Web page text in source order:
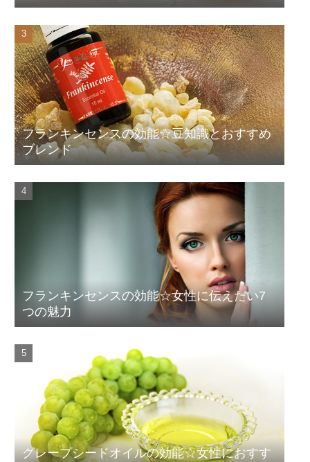
フランキンセンスの効能☆豆知識とおすすめ
ブレンド
フランキンセンスの効能☆女性に伝えたい7
つの魅力
グレープシードオイルの効能☆女性におすす